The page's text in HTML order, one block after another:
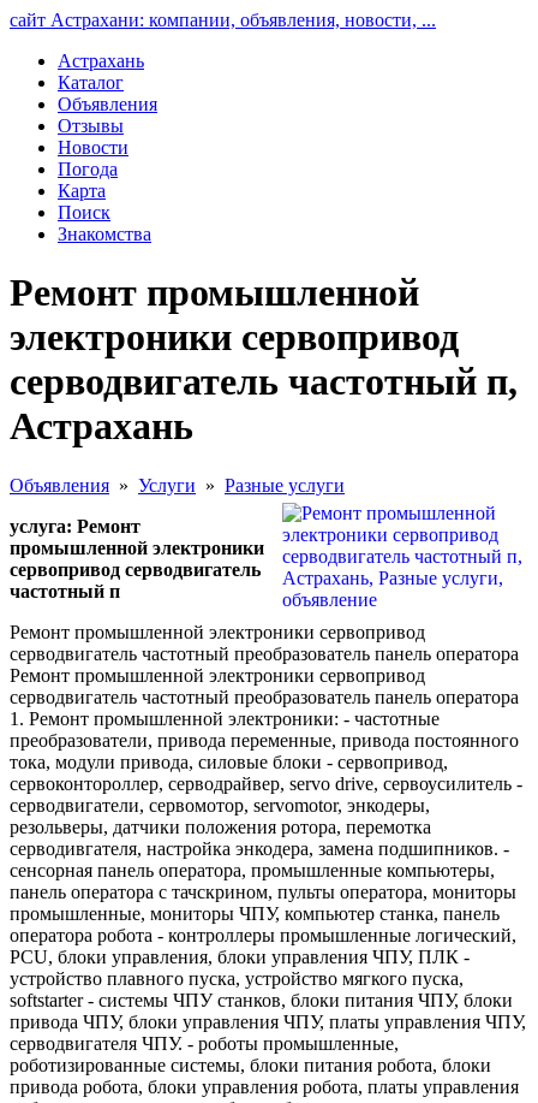
сайт Астрахани: компании, объявления, новости, ...
Астрахань
Каталог
Объявления
Отзывы
Новости
Погода
Карта
Поиск
Знакомства
Ремонт промышленной
электроники сервопривод
серводвигатель частотный п,
Астрахань
Объявления » Услуги » Разные услуги
услуга: Ремонт
промышленной электроники
сервопривод серводвигатель
частотный п
Ремонт промышленной электроники сервопривод
серводвигатель частотный преобразователь панель оператора
Ремонт промышленной электроники сервопривод
серводвигатель частотный преобразователь панель оператора
1. Ремонт промышленной электроники: - частотные
преобразователи, привода переменные, привода постоянного
тока, модули привода, силовые блоки - сервопривод,
сервоконтороллер, серводрайвер, servo drive, сервоусилитель -
серводвигатели, сервомотор, servomotor, энкодеры,
резольверы, датчики положения ротора, перемотка
серводивгателя, настройка энкодера, замена подшипников. -
сенсорная панель оператора, промышленные компьютеры,
панель оператора с тачскрином, пульты оператора, мониторы
промышленные, мониторы ЧПУ, компьютер станка, панель
оператора робота - контроллеры промышленные логический,
PCU, блоки управления, блоки управления ЧПУ, ПЛК -
устройство плавного пуска, устройство мягкого пуска,
softstarter - системы ЧПУ станков, блоки питания ЧПУ, блоки
привода ЧПУ, блоки управления ЧПУ, платы управления ЧПУ,
серводвигателя ЧПУ. - роботы промышленные,
роботизированные системы, блоки питания робота, блоки
привода робота, блоки управления робота, платы управления